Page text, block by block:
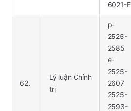
6021-E
62.
Lý luận Chính
trị
p-
2525-
2585
e-
2525-
2607
2525-
2593-